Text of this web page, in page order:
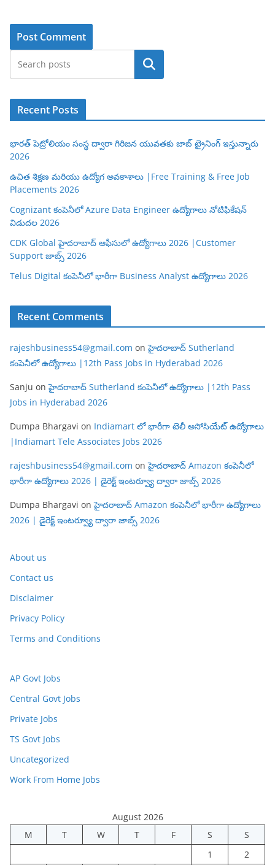
Search
Recent Posts
భారత్ పెట్రోలియం సంస్థ ద్వారా గిరిజన యువతకు జాబ్ ట్రైనింగ్ ఇస్తున్నారు
2026
ఉచిత శిక్షణ మరియు ఉద్యోగ అవకాశాలు |Free Training & Free Job
Placements 2026
Cognizant కంపెనీలో Azure Data Engineer ఉద్యోగాలు నోటిఫికేషన్
విడుదల 2026
CDK Global హైదరాబాద్ ఆఫీసులో ఉద్యోగాలు 2026 |Customer
Support జాబ్స్ 2026
Telus Digital కంపెనీలో భారీగా Business Analyst ఉద్యోగాలు 2026
Recent Comments
rajeshbusiness54@gmail.com onహైదరాబాద్ Sutherland
కంపెనీలో ఉద్యోగాలు |12th Pass Jobs in Hyderabad 2026
Sanju onహైదరాబాద్ Sutherland కంపెనీలో ఉద్యోగాలు |12th Pass
Jobs in Hyderabad 2026
Dumpa Bhargavi on Indiamart లో భారీగా టెలీ అసోసియేట్ ఉద్యోగాలు
|Indiamart Tele Associates Jobs 2026
rajeshbusiness54@gmail.com onహైదరాబాద్ Amazon కంపెనీలో
భారీగా ఉద్యోగాలు 2026 | డైరెక్ట్ ఇంటర్వ్యూ ద్వారా జాబ్స్ 2026
Dumpa Bhargavi onహైదరాబాద్ Amazon కంపెనీలో భారీగా ఉద్యోగాలు
2026 | డైరెక్ట్ ఇంటర్వ్యూ ద్వారా జాబ్స్ 2026
About us
Contact us
Disclaimer
Privacy Policy
Terms and Conditions
AP Govt Jobs
Central Govt Jobs
Private Jobs
TS Govt Jobs
Uncategorized
Work From Home Jobs
August 2026
M
T W T F S
S
1
2